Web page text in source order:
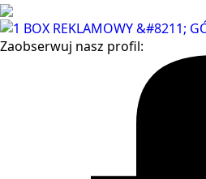
Zaobserwuj nasz profil: